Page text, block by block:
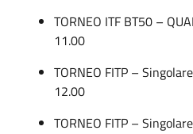
TORNEO ITF BT50 –
11.00
TORNEO FITP –
12.00
TORNEO FITP –